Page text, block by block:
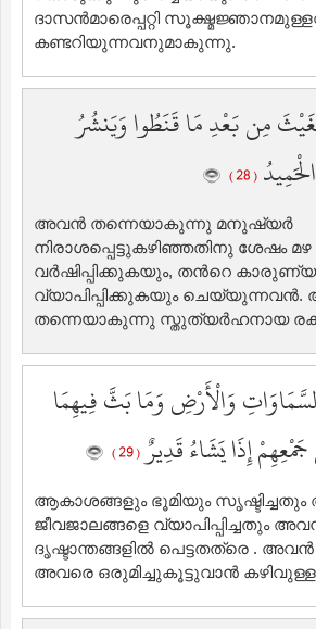
ദാസന്‍മാരെപ്പറ്റി
കണ്ടറിയുന്നവനുമാകുന്നു.
مِن بَعْدِ مَا قَنَطُوا وَيَنشُرُ
( 28 )
അവന്‍ തന്നെയാകുന്നു മനുഷ്യര്‍
നിരാശപ്പെട്ടുകഴിഞ്ഞതിനു ശേഷം മഴ
വര്‍ഷിപ്പിക്കുകയും, തന്‍റെ
വ്യാപിപ്പിക്കുകയും
തന്നെയാകുന്നു സ്തുത്യര്‍ഹനായ
وَالْأَرْضِ وَمَا بَثَّ فِيهِمَا
إِذَا يَشَاءُ قَدِيرٌ( 29 )
ആകാശങ്ങളും ഭൂമിയും സൃഷ്ടിച്ചതും
ജീവജാലങ്ങളെ വ്യാപിപ്പിച്ചതും
ദൃഷ്ടാന്തങ്ങളില്‍ പെട്ടതത്രെ . അവന്‍
അവരെ ഒരുമിച്ചുകൂട്ടുവാന്‍